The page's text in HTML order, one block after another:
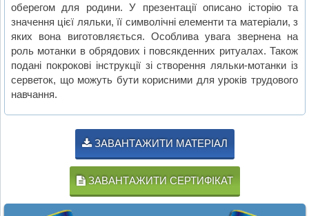
оберегом для родини. У презентації описано історію та
значення цієї ляльки, її символічні елементи та матеріали, з
яких вона виготовляється. Особлива увага звернена на
роль мотанки в обрядових і повсякденних ритуалах. Також
подані покрокові інструкції зі створення ляльки-мотанки із
серветок, що можуть бути корисними для уроків трудового
навчання.
ЗАВАНТАЖИТИ МАТЕРІАЛ
ЗАВАНТАЖИТИ СЕРТИФІКАТ